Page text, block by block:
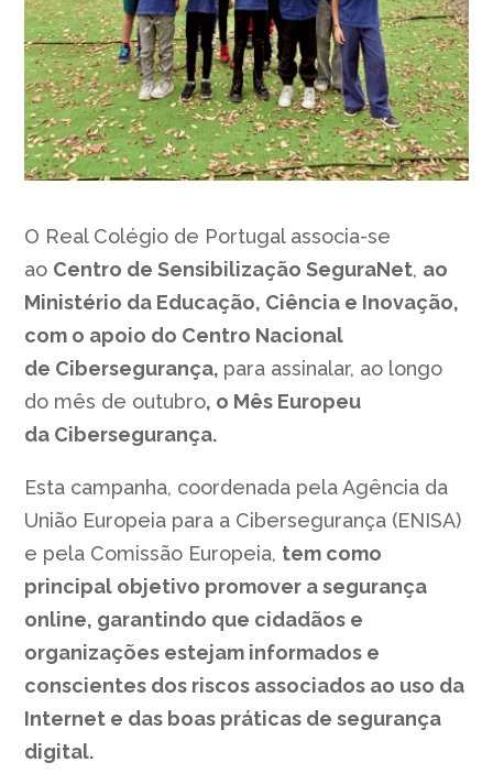
O Real Colégio de Portugal associa-se
ao Centro de Sensibilização SeguraNet, ao
Ministério da Educação, Ciência e Inovação,
com o apoio do Centro Nacional
de Cibersegurança, para assinalar, ao longo
do mês de outubro, o Mês Europeu
da Cibersegurança.
Esta campanha, coordenada pela Agência da
União Europeia para a Cibersegurança (ENISA)
e pela Comissão Europeia, tem como
principal objetivo promover a segurança
online, garantindo que cidadãos e
organizações estejam informados e
conscientes dos riscos associados ao uso da
Internet e das boas práticas de segurança
digital.